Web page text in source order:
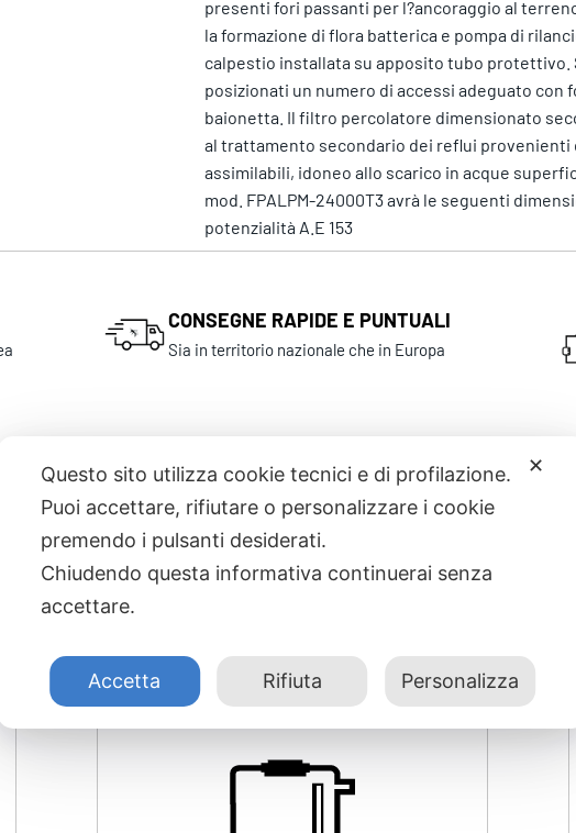
presenti fori passanti per l?ancoraggio al
la formazione di flora batterica e pompa di
calpestio installata su apposito tubo protettivo.
posizionati un numero di accessi adeguato con
baionetta. Il filtro percolatore dimensionato
al trattamento secondario dei reflui provenienti
assimilabili, idoneo allo scarico in acque
mod. FPALPM-24000T3 avrà le seguenti
potenzialità A.E 153
CONSEGNE RAPIDE E PUNTUALI
Sia in territorio nazionale che in Europa
Prodotti correlati
✕
Questo sito utilizza cookie tecnici e di profilazione.
Puoi accettare, rifiutare o personalizzare i cookie
premendo i pulsanti desiderati.
Chiudendo questa informativa continuerai senza
accettare.
Accetta Rifiuta Personalizza